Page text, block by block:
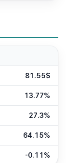
81.55$
13.77%
27.3%
64.15%
-0.11%